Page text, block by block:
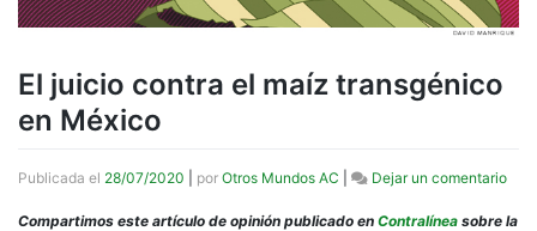
El juicio contra el maíz transgénico
en México
Publicada el 28/07/2020 por Otros Mundos AC Dejar un comentarioen
Compartimos este artículo de opinión publicado en Contralínea sobre la